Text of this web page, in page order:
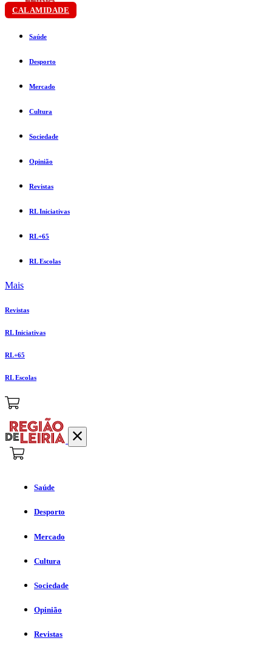
CALAMIDADE
Saúde
Desporto
Mercado
Cultura
Sociedade
Opinião
Revistas
RL Iniciativas
RL+65
RL Escolas
Mais
Revistas
RL Iniciativas
RL+65
RL Escolas
Saúde
Desporto
Mercado
Cultura
Sociedade
Opinião
Revistas